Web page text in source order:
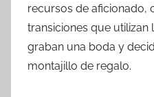
recursos de aficionado,
transiciones que utilizan
graban una boda y
montajillo de regalo.